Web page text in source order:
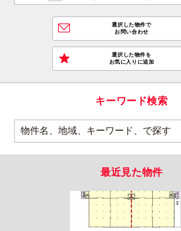
選択した物件で
お問い合わせ
選択した物件を
お気に入りに追加
キーワード検索
最近見た物件